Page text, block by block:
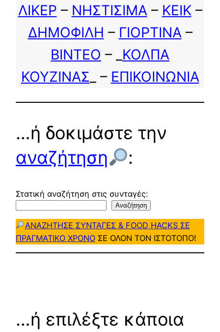
ΛΙΚΕΡ – ΝΗΣΤΙΣΙΜΑ– ΚΕΙΚ–
ΔΗΜΟΦΙΛΗ – ΓΙΟΡΤΙΝΑ–
ΒΙΝΤΕΟ – _ ΚΟΛΠΑ
ΚΟΥΖΙΝΑΣ _ – ΕΠΙΚΟΙΝΩΝΙΑ
…ή δοκιμάστε την
αναζήτηση
:
Στατική αναζήτηση στις συνταγές:
Αναζήτηση
ΑΝΑΖΗΤΗΣΕ ΣΥΝΤΑΓΕΣ & FOOD HACKS ΣΕ
ΠΡΑΓΜΑΤΙΚΟ ΧΡΟΝΟ ΣΕ ΟΛΟΝ ΤΟΝ ΙΣΤΟΤΟΠΟ!
…ή επιλέξτε κάποια